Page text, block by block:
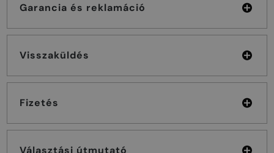
Garancia és reklamáció
Visszaküldés
Fizetés
Választási útmutató